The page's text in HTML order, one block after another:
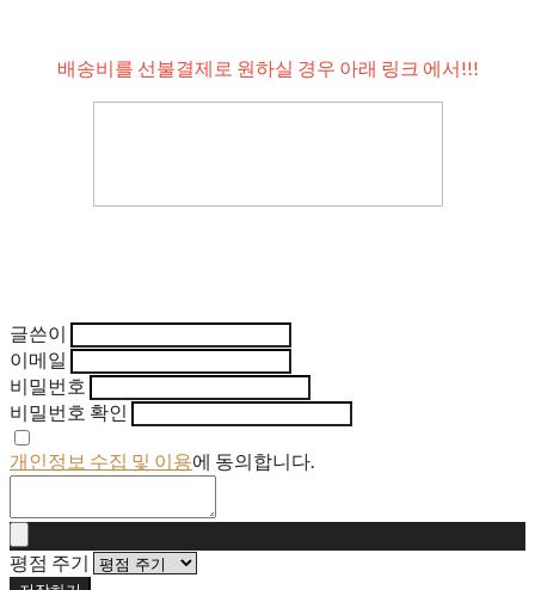
배송비를 선불결제로 원하실 경우 아래 링크 에서!!!
글쓴이
이메일
비밀번호
비밀번호 확인
개인정보 수집 및 이용에 동의합니다.
평점 주기